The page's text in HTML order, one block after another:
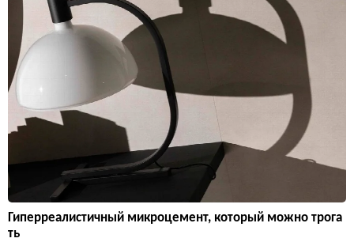
Гиперреалистичный микроцемент, который можно трога
ть